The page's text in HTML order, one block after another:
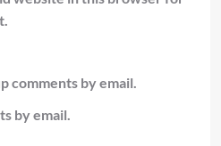
comments by email.
by email.